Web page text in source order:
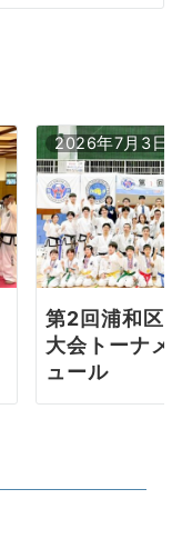
2026年7月3日
第2回浦和区
大会トーナメ
ュール